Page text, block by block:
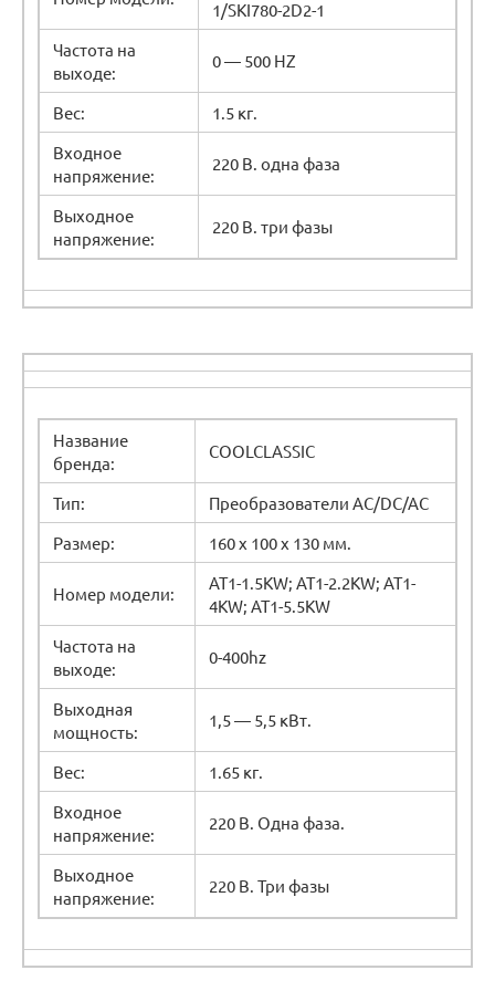
1/SKI780-2D2-1
Частота на
выходе:
0 — 500 HZ
Вес:
1.5 кг.
Входное
напряжение:
220 В. одна фаза
Выходное
напряжение:
220 В. три фазы
Название
бренда:
COOLCLASSIC
Тип:
Преобразователи AC/DC/AC
Размер:
160 х 100 х 130 мм.
Номер модели:
AT1-1.5KW; AT1-2.2KW; AT1-
4KW; AT1-5.5KW
Частота на
выходе:
0-400hz
Выходная
мощность:
1,5 — 5,5 кВт.
Вес:
1.65 кг.
Входное
напряжение:
220 В. Одна фаза.
Выходное
напряжение:
220 В. Три фазы